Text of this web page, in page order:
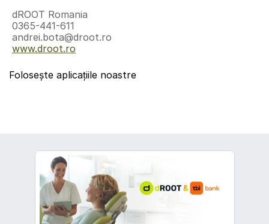
dROOT Romania
0365-441-611
andrei.bota@droot.ro
www.droot.ro
Folosește aplicațiile noastre